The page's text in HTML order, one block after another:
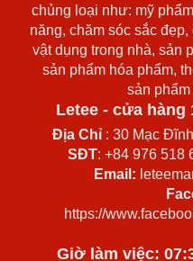
chủng loại như: mỹ
năng, chăm sóc sắc
vật dụng trong nhà, sản
sản phẩm hóa phẩm,
sản
Letee - cửa hàng
Địa Chỉ: 30 Mạc
SĐT: +84 976 518
Email:
https://
Giờ làm việc: